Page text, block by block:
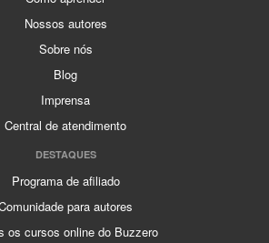
Nossos autores
Sobre nós
Blog
Imprensa
Central de atendimento
DESTAQUES
Programa de afiliado
para autores
os cursos online do Buzzero